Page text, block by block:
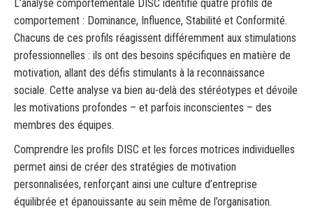
L’analyse comportementale DISC identifie quatre profils de
comportement : Dominance, Influence, Stabilité et Conformité.
Chacuns de ces profils réagissent différemment aux stimulations
professionnelles : ils ont des besoins spécifiques en matière de
motivation, allant des défis stimulants à la reconnaissance
sociale. Cette analyse va bien au-delà des stéréotypes et dévoile
les motivations profondes – et parfois inconscientes – des
membres des équipes.
Comprendre les profils DISC et les forces motrices individuelles
permet ainsi de créer des stratégies de motivation
personnalisées, renforçant ainsi une culture d’entreprise
équilibrée et épanouissante au sein même de l’organisation.